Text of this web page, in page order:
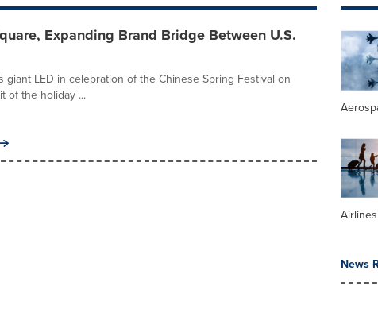
Expanding Brand Bridge Between U.S.
giant LED in celebration of the Chinese Spring Festival on
of the holiday ...
News